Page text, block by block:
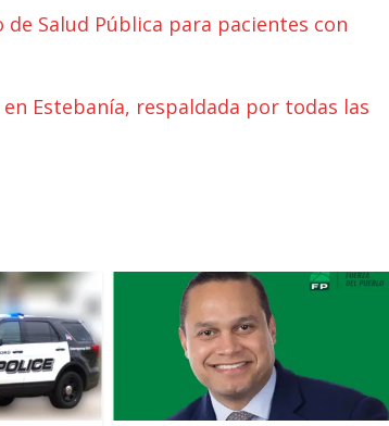
Salud Pública para pacientes con
Estebanía, respaldada por todas las